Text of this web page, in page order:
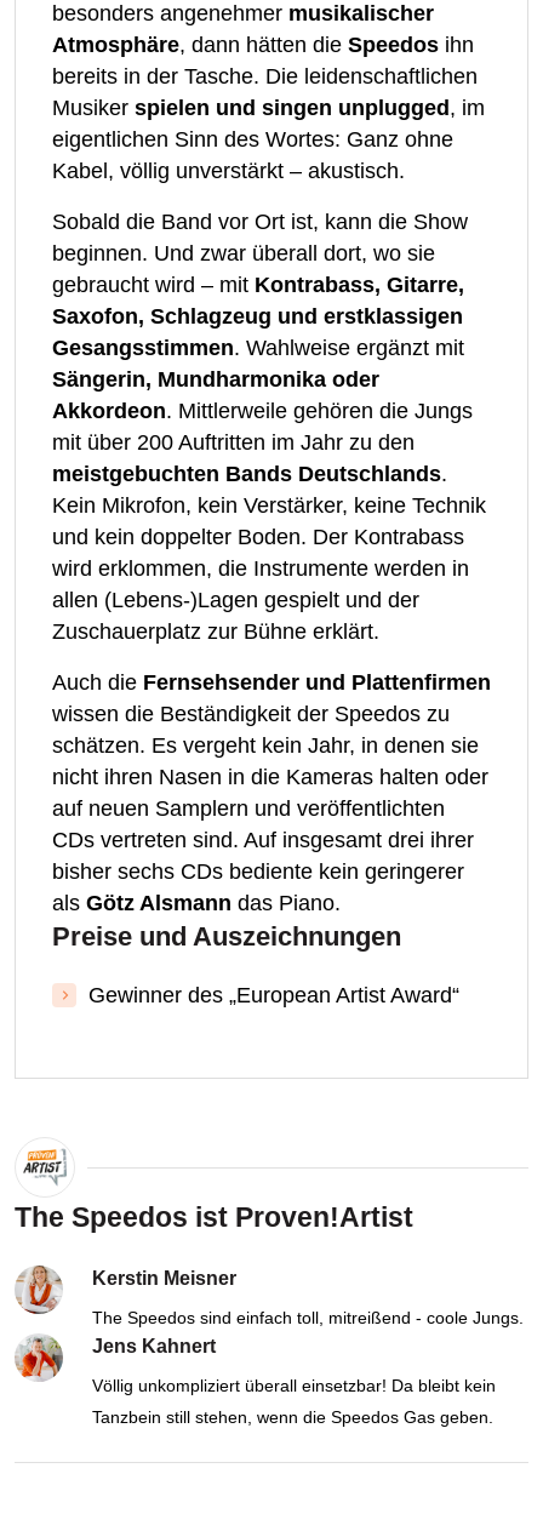
besonders angenehmer musikalischer
Atmosphäre, dann hätten die Speedos ihn
bereits in der Tasche. Die leidenschaftlichen
Musiker spielen und singen unplugged , im
eigentlichen Sinn des Wortes: Ganz ohne
Kabel, völlig unverstärkt – akustisch.
Sobald die Band vor Ort ist, kann die Show
beginnen. Und zwar überall dort, wo sie
gebraucht wird – mit Kontrabass, Gitarre,
Saxofon, Schlagzeug und erstklassigen
Gesangsstimmen. Wahlweise ergänzt mit
Sängerin, Mundharmonika oder
Akkordeon. Mittlerweile gehören die Jungs
mit über 200 Auftritten im Jahr zu den
meistgebuchten Bands Deutschlands.
Kein Mikrofon, kein Verstärker, keine Technik
und kein doppelter Boden. Der Kontrabass
wird erklommen, die Instrumente werden in
allen (Lebens-)Lagen gespielt und der
Zuschauerplatz zur Bühne erklärt.
Auch die Fernsehsender und Plattenfirmen
wissen die Beständigkeit der Speedos zu
schätzen. Es vergeht kein Jahr, in denen sie
nicht ihren Nasen in die Kameras halten oder
auf neuen Samplern und veröffentlichten
CDs vertreten sind. Auf insgesamt drei ihrer
bisher sechs CDs bediente kein geringerer
als Götz Alsmann das Piano.
Preise und Auszeichnungen
Gewinner des „European Artist Award“
The Speedos ist Proven!Artist
Kerstin Meisner
The Speedos sind einfach toll, mitreißend - coole Jungs.
Jens Kahnert
Völlig unkompliziert überall einsetzbar! Da bleibt kein
Tanzbein still stehen, wenn die Speedos Gas geben.